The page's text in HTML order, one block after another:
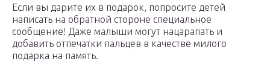
Если вы дарите их в подарок, попросите детей
написать на обратной стороне специальное
сообщение! Даже малыши могут нацарапать и
добавить отпечатки пальцев в качестве милого
подарка на память.